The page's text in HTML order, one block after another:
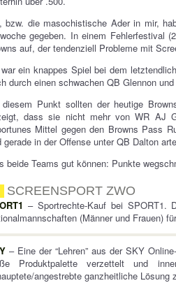
bzw. die masochistische Ader in mir,
gegeben. In einem Fehlerfestival
auf, der tendenziell Probleme mit
ein knappes Spiel bei dem
durch einen schwachen QB Glennon
Punkt sollten der heutige
dass sie nicht mehr von WR AJ
Mittel gegen den Browns Pass
gerade in der Offense unter QB Dalton
beide Teams gut können: Punkte
SCREENSPORT ZWO
– Sportrechte-Kauf bei SPORT1.
(Männer und Frauen)
– Eine der “Lehren” aus der SKY
Produktpalette verzettelt und
angestrebte ganzheitliche Lösung